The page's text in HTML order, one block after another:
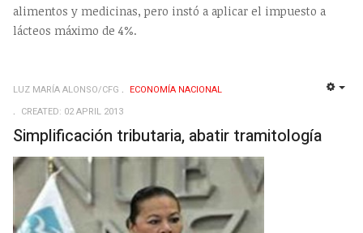
alimentos y medicinas, pero instó a aplicar el impuesto a
lácteos máximo de 4%.
LUZ MARÍA ALONSO/CFG
ECONOMÍ­A NACIONAL
CREATED: 02 APRIL 2013
Simplificación tributaria, abatir tramitología